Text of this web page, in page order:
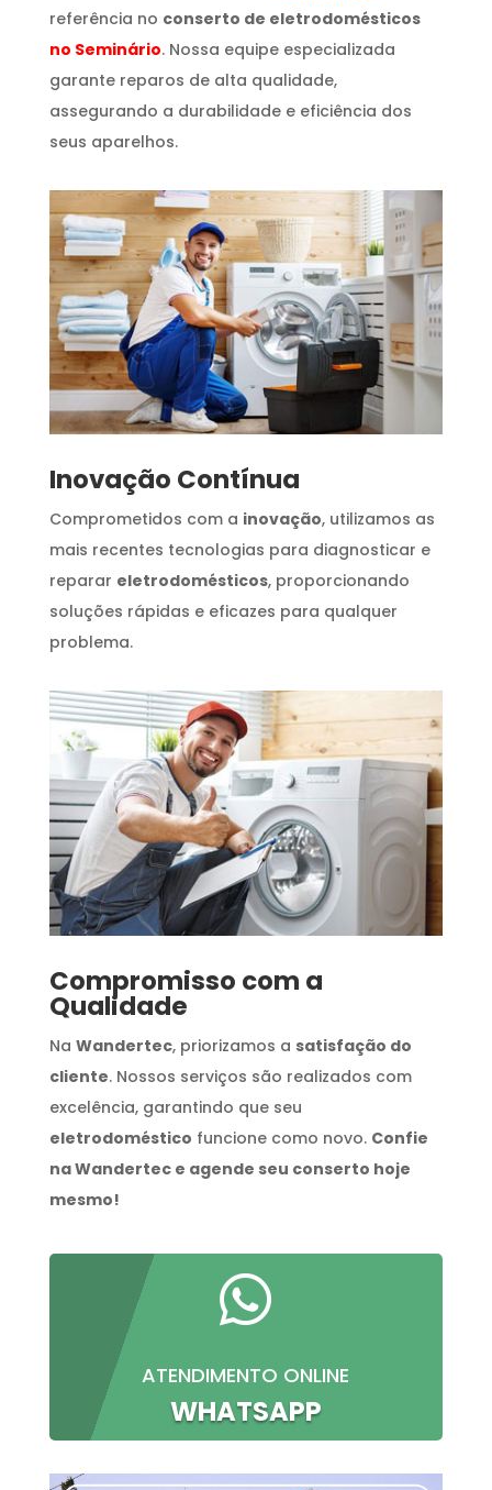
referência no conserto de eletrodomésticos
no Seminário. Nossa equipe especializada
garante reparos de alta qualidade,
assegurando a durabilidade e eficiência dos
seus aparelhos.
Inovação Contínua
Comprometidos com a inovação, utilizamos as
mais recentes tecnologias para diagnosticar e
reparar eletrodomésticos, proporcionando
soluções rápidas e eficazes para qualquer
problema.
Compromisso com a
Qualidade
Na Wandertec, priorizamos a satisfação do
cliente. Nossos serviços são realizados com
excelência, garantindo que seu
eletrodoméstico funcione como novo. Confie
na Wandertec e agende seu conserto hoje
mesmo!

ATENDIMENTO ONLINE
WHATSAPP